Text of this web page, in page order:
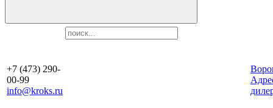
+7 (473) 290-
00-99
info@kroks.ru